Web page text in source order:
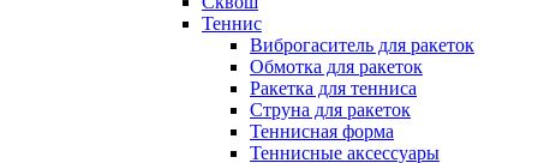
Теннис
Виброгаситель для ракеток
Обмотка для ракеток
Ракетка для тенниса
Струна для ракеток
Теннисная форма
Теннисные аксессуары